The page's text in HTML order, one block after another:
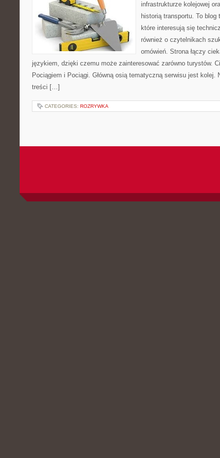
infrastrukturze kolejowej
historią transportu. To
które interesują się
również o czytelnikach
omówień. Strona łączy
językiem, dzięki czemu może zainteresować zarówno turystów.
Pociągiem i Pociągi. Główną osią tematyczną serwisu jest kolej.
treści […]
CATEGORIES: ROZRYWKA